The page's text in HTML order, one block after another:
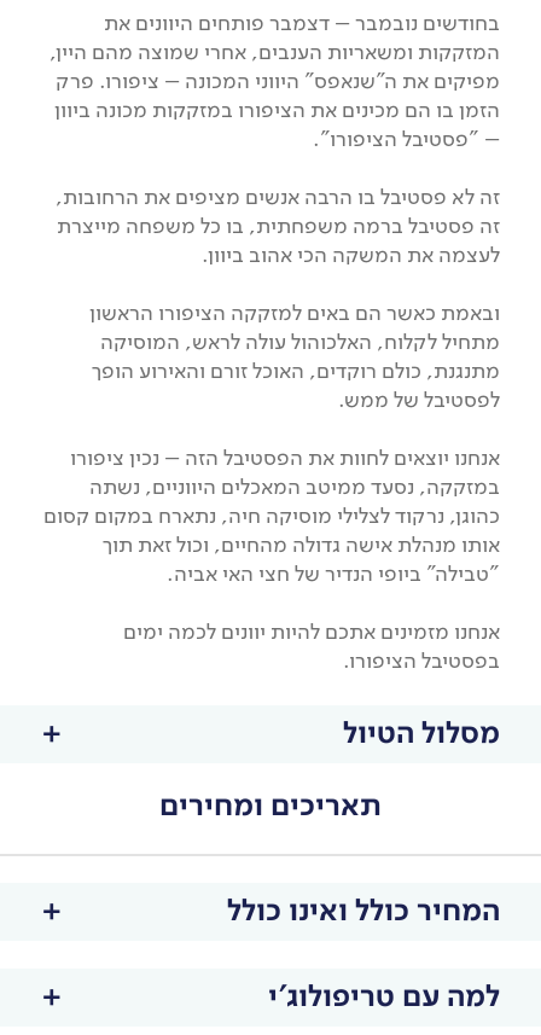
בחודשים נובמבר – דצמבר פותחים היוונים את
המזקקות ומשאריות הענבים, אחרי שמוצה מהם היין,
מפיקים את ה"שנאפס" היווני המכונה – ציפורו. פרק
הזמן בו הם מכינים את הציפורו במזקקות מכונה ביוון
– "פסטיבל הציפורו".
זה לא פסטיבל בו הרבה אנשים מציפים את הרחובות,
זה פסטיבל ברמה משפחתית, בו כל משפחה מייצרת
לעצמה את המשקה הכי אהוב ביוון.
ובאמת כאשר הם באים למזקקה הציפורו הראשון
מתחיל לקלוח, האלכוהול עולה לראש, המוסיקה
מתנגנת, כולם רוקדים, האוכל זורם והאירוע הופך
לפסטיבל של ממש.
אנחנו יוצאים לחוות את הפסטיבל הזה – נכין ציפורו
במזקקה, נסעד ממיטב המאכלים היווניים, נשתה
כהוגן, נרקוד לצלילי מוסיקה חיה, נתארח במקום קסום
אותו מנהלת אישה גדולה מהחיים, וכול זאת תוך
"טבילה" ביופי הנדיר של חצי האי אביה.
אנחנו מזמינים אתכם להיות יוונים לכמה ימים
בפסטיבל הציפורו.
מסלול הטיול
תאריכים ומחירים
המחיר כולל ואינו כולל
למה עם טריפולוג'י